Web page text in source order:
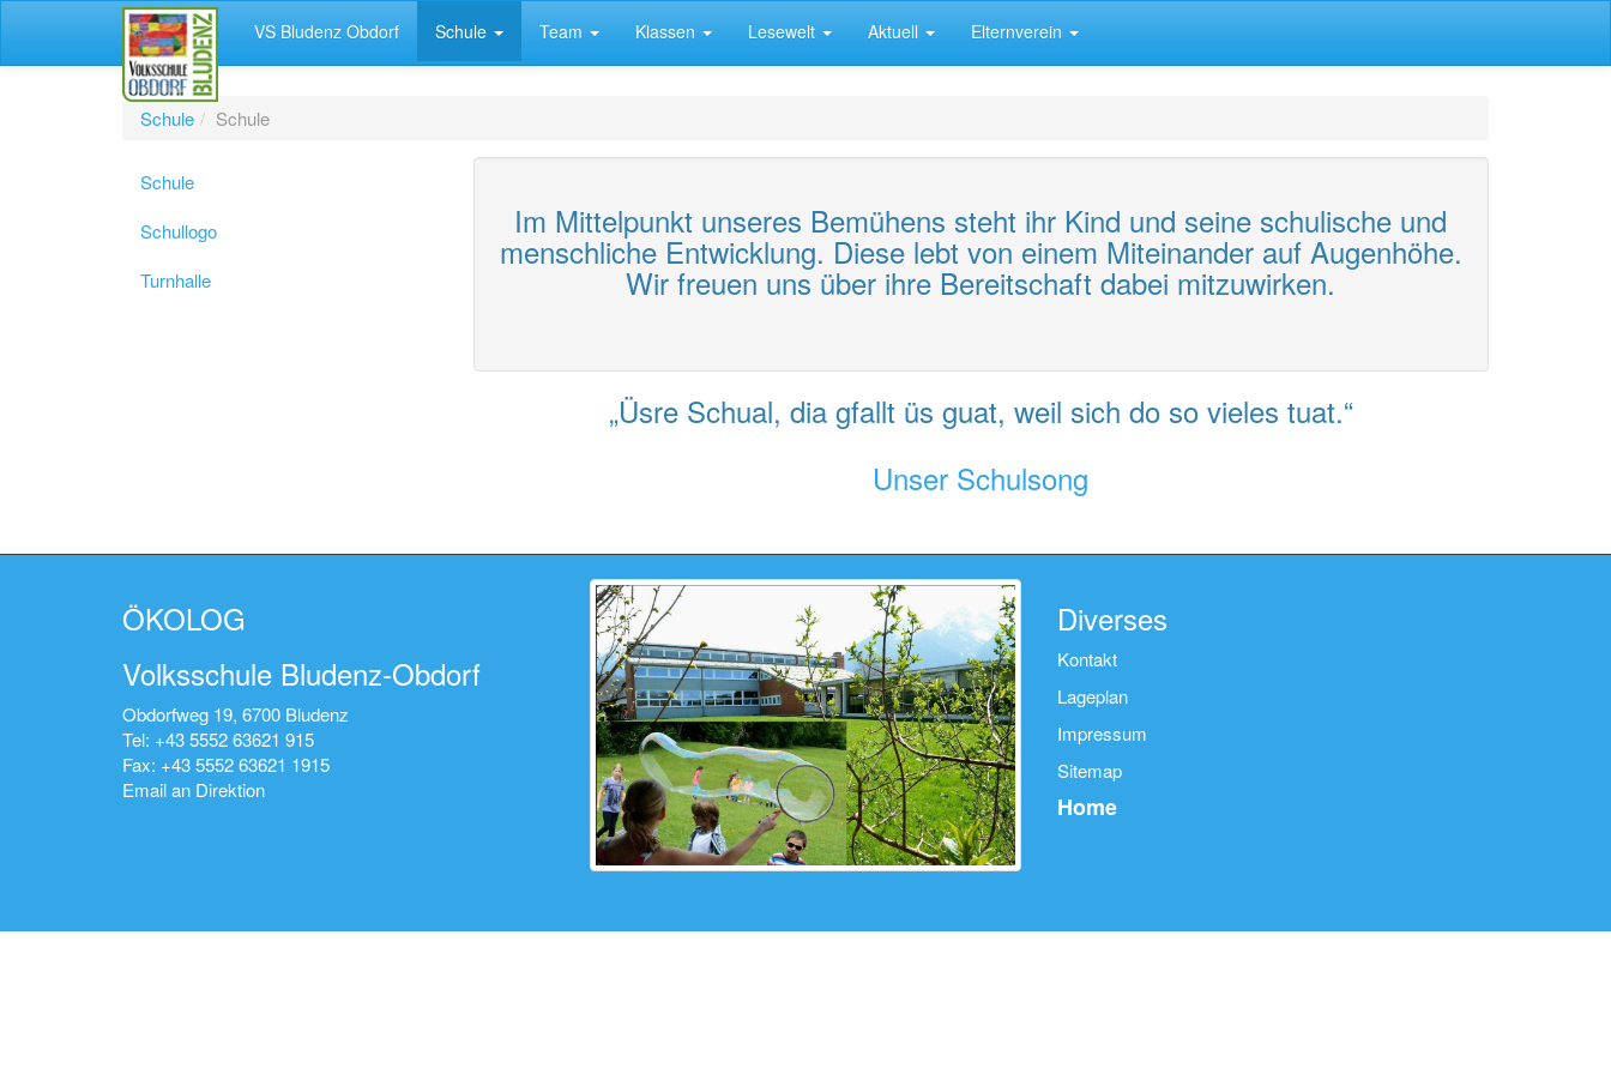
VS Bludenz Obdorf Schule Team Klassen Lesewelt Aktuell Elternverein
Schule Schule
Schule
Schullogo
Turnhalle
Im Mittelpunkt unseres Bemühens steht ihr Kind und seine schulische und
menschliche Entwicklung. Diese lebt von einem Miteinander auf Augenhöhe.
Wir freuen uns über ihre Bereitschaft dabei mitzuwirken.
„Üsre Schual, dia gfallt üs guat, weil sich do so vieles tuat.“
Unser Schulsong
ÖKOLOG
Volksschule Bludenz-Obdorf
Obdorfweg 19, 6700 Bludenz
Tel: +43 5552 63621 915
Fax: +43 5552 63621 1915
Email an Direktion
Diverses
Kontakt
Lageplan
Impressum
Sitemap
Home